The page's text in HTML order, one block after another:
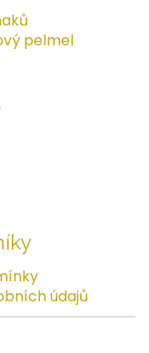
pelmel
údajů